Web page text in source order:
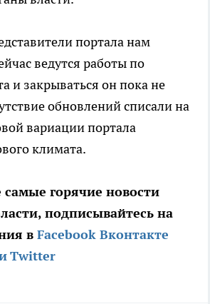
портала нам
ведутся работы по
и закрываться он пока не
обновлений списали на
вариации портала
климата.
горячие новости
подписывайтесь на
в Facebook Вконтакте
Twitter